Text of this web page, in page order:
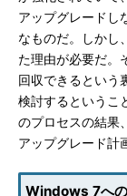
アップグレードし
なものだ。しかし
た理由が必要だ。
回収できるという
検討するというこ
のプロセスの結果
アップグレード計
Windows 7へ